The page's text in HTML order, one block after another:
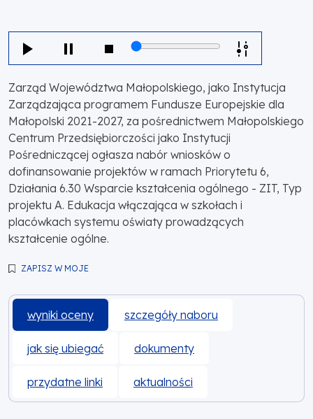
Zarząd Województwa Małopolskiego, jako Instytucja
Zarządzająca programem Fundusze Europejskie dla
Małopolski 2021-2027, za pośrednictwem Małopolskiego
Centrum Przedsiębiorczości jako Instytucji
Pośredniczącej ogłasza nabór wniosków o
dofinansowanie projektów w ramach Priorytetu 6,
Działania 6.30 Wsparcie kształcenia ogólnego - ZIT, Typ
projektu A. Edukacja włączająca w szkołach i
placówkach systemu oświaty prowadzących
kształcenie ogólne.
ZAPISZ W MOJE
wyniki oceny szczegóły naboru
jak się ubiegać dokumenty
przydatne linki aktualności